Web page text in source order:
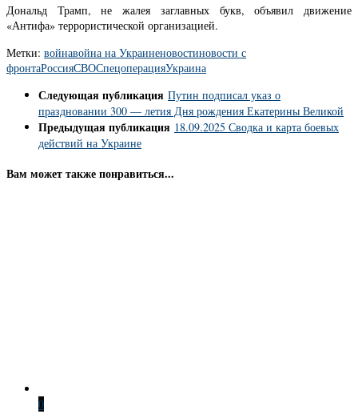
Дональд Трамп, не жалея заглавных букв, объявил движение
«Антифа» террористической организацией.
Метки: войнавойна на Украиненовостиновости с
фронтаРоссияСВОСпецоперацияУкраина
Следующая публикация Путин подписал указ о
праздновании 300 — летия Дня рождения Екатерины Великой
Предыдущая публикация 18.09.2025 Сводка и карта боевых
действий на Украине
Вам может также понравиться...
0